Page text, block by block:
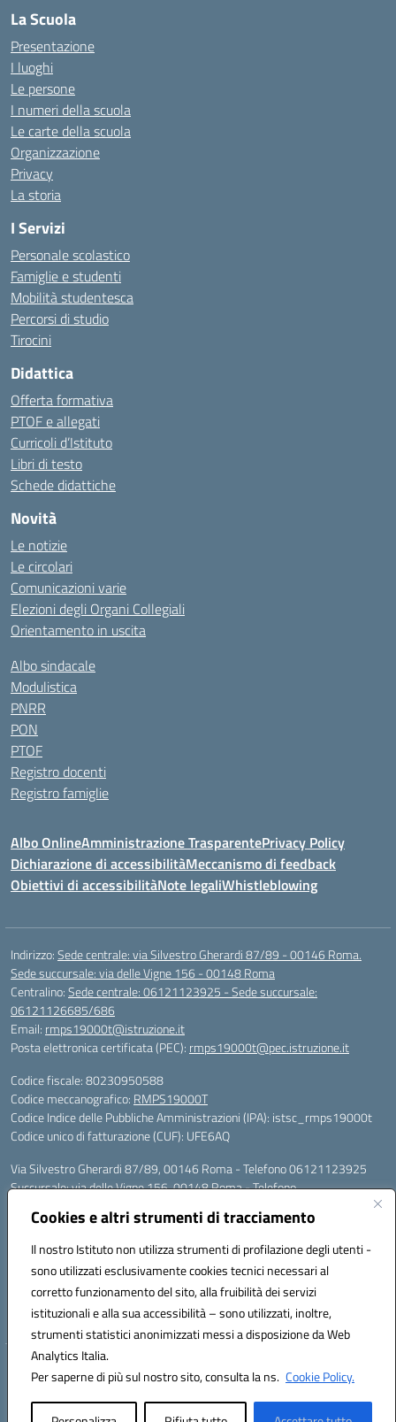
Cookies e altri strumenti di tracciamento
Il nostro Istituto non utilizza strumenti di profilazione degli utenti -
sono utilizzati esclusivamente cookies tecnici necessari al
corretto funzionamento del sito, alla fruibilità dei servizi
istituzionali e alla sua accessibilità – sono utilizzati, inoltre,
strumenti statistici anonimizzati messi a disposizione da Web
Analytics Italia.
Per saperne di più sul nostro sito, consulta la ns. Cookie Policy.
La Scuola
Presentazione
I luoghi
Le persone
I numeri della scuola
Le carte della scuola
Organizzazione
Privacy
La storia
I Servizi
Personale scolastico
Famiglie e studenti
Mobilità studentesca
Percorsi di studio
Tirocini
Didattica
Offerta formativa
PTOF e allegati
Curricoli d’Istituto
Libri di testo
Schede didattiche
Novità
Le notizie
Le circolari
Comunicazioni varie
Elezioni degli Organi Collegiali
Orientamento in uscita
Albo sindacale
Modulistica
PNRR
PON
PTOF
Registro docenti
Registro famiglie
Albo OnlineAmministrazione TrasparentePrivacy Policy
Dichiarazione di accessibilitàMeccanismo di feedback
Obiettivi di accessibilitàNote legaliWhistleblowing
Indirizzo:Sede centrale: via Silvestro Gherardi 87/89 - 00146 Roma.
Sede succursale: via delle Vigne 156 - 00148 Roma
Centralino:Sede centrale: 06121123925 - Sede succursale:
06121126685/686
Email: rmps19000t@istruzione.it
Posta elettronica certificata (PEC): rmps19000t@pec.istruzione.it
Codice fiscale: 80230950588
Codice meccanografico: RMPS19000T
Codice Indice delle Pubbliche Amministrazioni (IPA): istsc_rmps19000t
Codice unico di fatturazione (CUF): UFE6AQ
Via Silvestro Gherardi 87/89, 00146 Roma - Telefono 06121123925
Succursale: via delle Vigne 156, 00148 Roma - Telefono
Mail: rmps19000t@istruzione.it - PEC: rmps19000t@pec.istruzione.it
Per contatti con il Dirigente Scolastico, utilizzare esclusivamente
Codice univoco ufficio: UFE6AQ
Codice meccanografico: RMPS19000T
Codice fiscale: 80230950588
Hosting & Powered by 3D Solution S.r.l.
Concept & Design by Designers Italia